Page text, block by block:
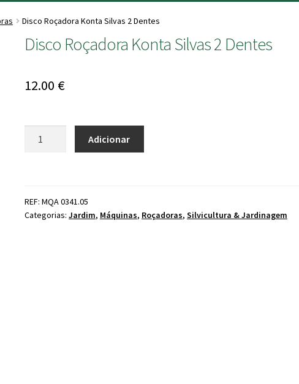
Disco Roçadora Konta Silvas 2 Dentes
Disco Roçadora Konta Silvas 2 Dentes
12.00 €
Silvas
Adicionar
REF: MQA 0341.05
Categorias: Jardim, Máquinas, Roçadoras, Silvicultura & Jardinagem